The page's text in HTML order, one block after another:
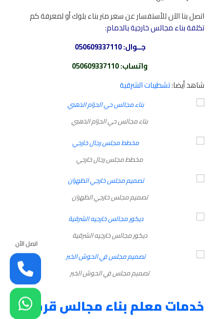
اتصل بنا الآن للأستفسار عن سعر متر بناء بلوك أو لمعرفة كم
تكلفة بناء مجالس خارجية بالدمام:
جــوال:
واتساب:
050609337110
شاهد أيضا:تشطيبات الشرقية
بناء مجالس حي الحزام الذهبي
مخطط مجلس رجال خارجي
تصميم مجلس خارجي الظهران
ديكور مجالس خارجيه الشرقية
تصميم مجلس في الحوش الخبر
خدمات معلم بناء مجالس قرميد
اتصل الأن